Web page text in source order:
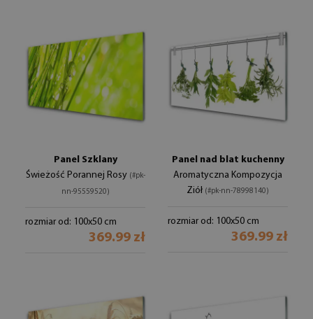
Panel Szklany
Świeżość Porannej Rosy (#pk-
nn-95559520)
rozmiar od: 100x50 cm
369.99 zł
Panel nad blat kuchenny
Aromatyczna Kompozycja
Ziół (#pk-nn-78998140)
rozmiar od: 100x50 cm
369.99 zł